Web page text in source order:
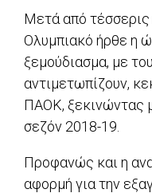
Μετά από
Ολυμπιακό ήρθε η
ξεμούδιασμα, με
αντιμετωπίζουν,
ΠΑΟΚ, ξεκινώντας
σεζόν 2018-19.
Προφανώς και η
αφορμή για την